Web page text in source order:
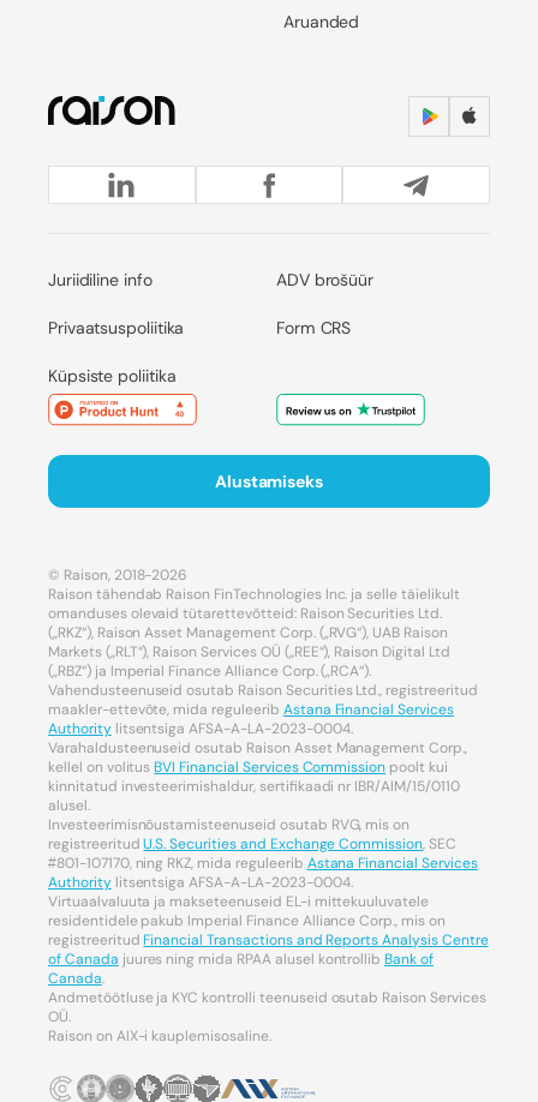
Aruanded
Juriidiline info
Privaatsuspoliitika
Küpsiste poliitika
ADV brošüür
Form CRS
Alustamiseks
© Raison, 2018-2026
Raison tähendab Raison FinTechnologies Inc. ja selle täielikult
omanduses olevaid tütarettevõtteid: Raison Securities Ltd.
(„RKZ“), Raison Asset Management Corp. („RVG“), UAB Raison
Markets („RLT“), Raison Services OÜ („REE“), Raison Digital Ltd
(„RBZ“) ja Imperial Finance Alliance Corp. („RCA“).
Vahendusteenuseid osutab Raison Securities Ltd., registreeritud
maakler-ettevõte, mida reguleerib Astana Financial Services
Authoritylitsentsiga AFSA-A-LA-2023-0004.
Varahaldusteenuseid osutab Raison Asset Management Corp.,
kellel on volitusBVI Financial Services Commission poolt kui
kinnitatud investeerimishaldur, sertifikaadi nr IBR/AIM/15/0110
alusel.
Investeerimisnõustamisteenuseid osutab RVG, mis on
registreeritudU.S. Securities and Exchange Commission, SEC
#801-107170, ning RKZ, mida reguleerib Astana Financial Services
Authoritylitsentsiga AFSA-A-LA-2023-0004.
Virtuaalvaluuta ja makseteenuseid EL-i mittekuuluvatele
residentidele pakub Imperial Finance Alliance Corp., mis on
registreeritudFinancial Transactions and Reports Analysis Centre
of Canada juures ning mida RPAA alusel kontrollibBank of
Canada.
Andmetöötluse ja KYC kontrolli teenuseid osutab Raison Services
OÜ.
Raison on AIX-i kauplemisosaline.